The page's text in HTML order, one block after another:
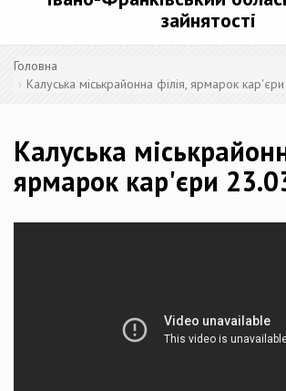
зайнятості
Головна
Калуська міськрайонна філія, ярмарок
Калуська
ярмарок кар'єри